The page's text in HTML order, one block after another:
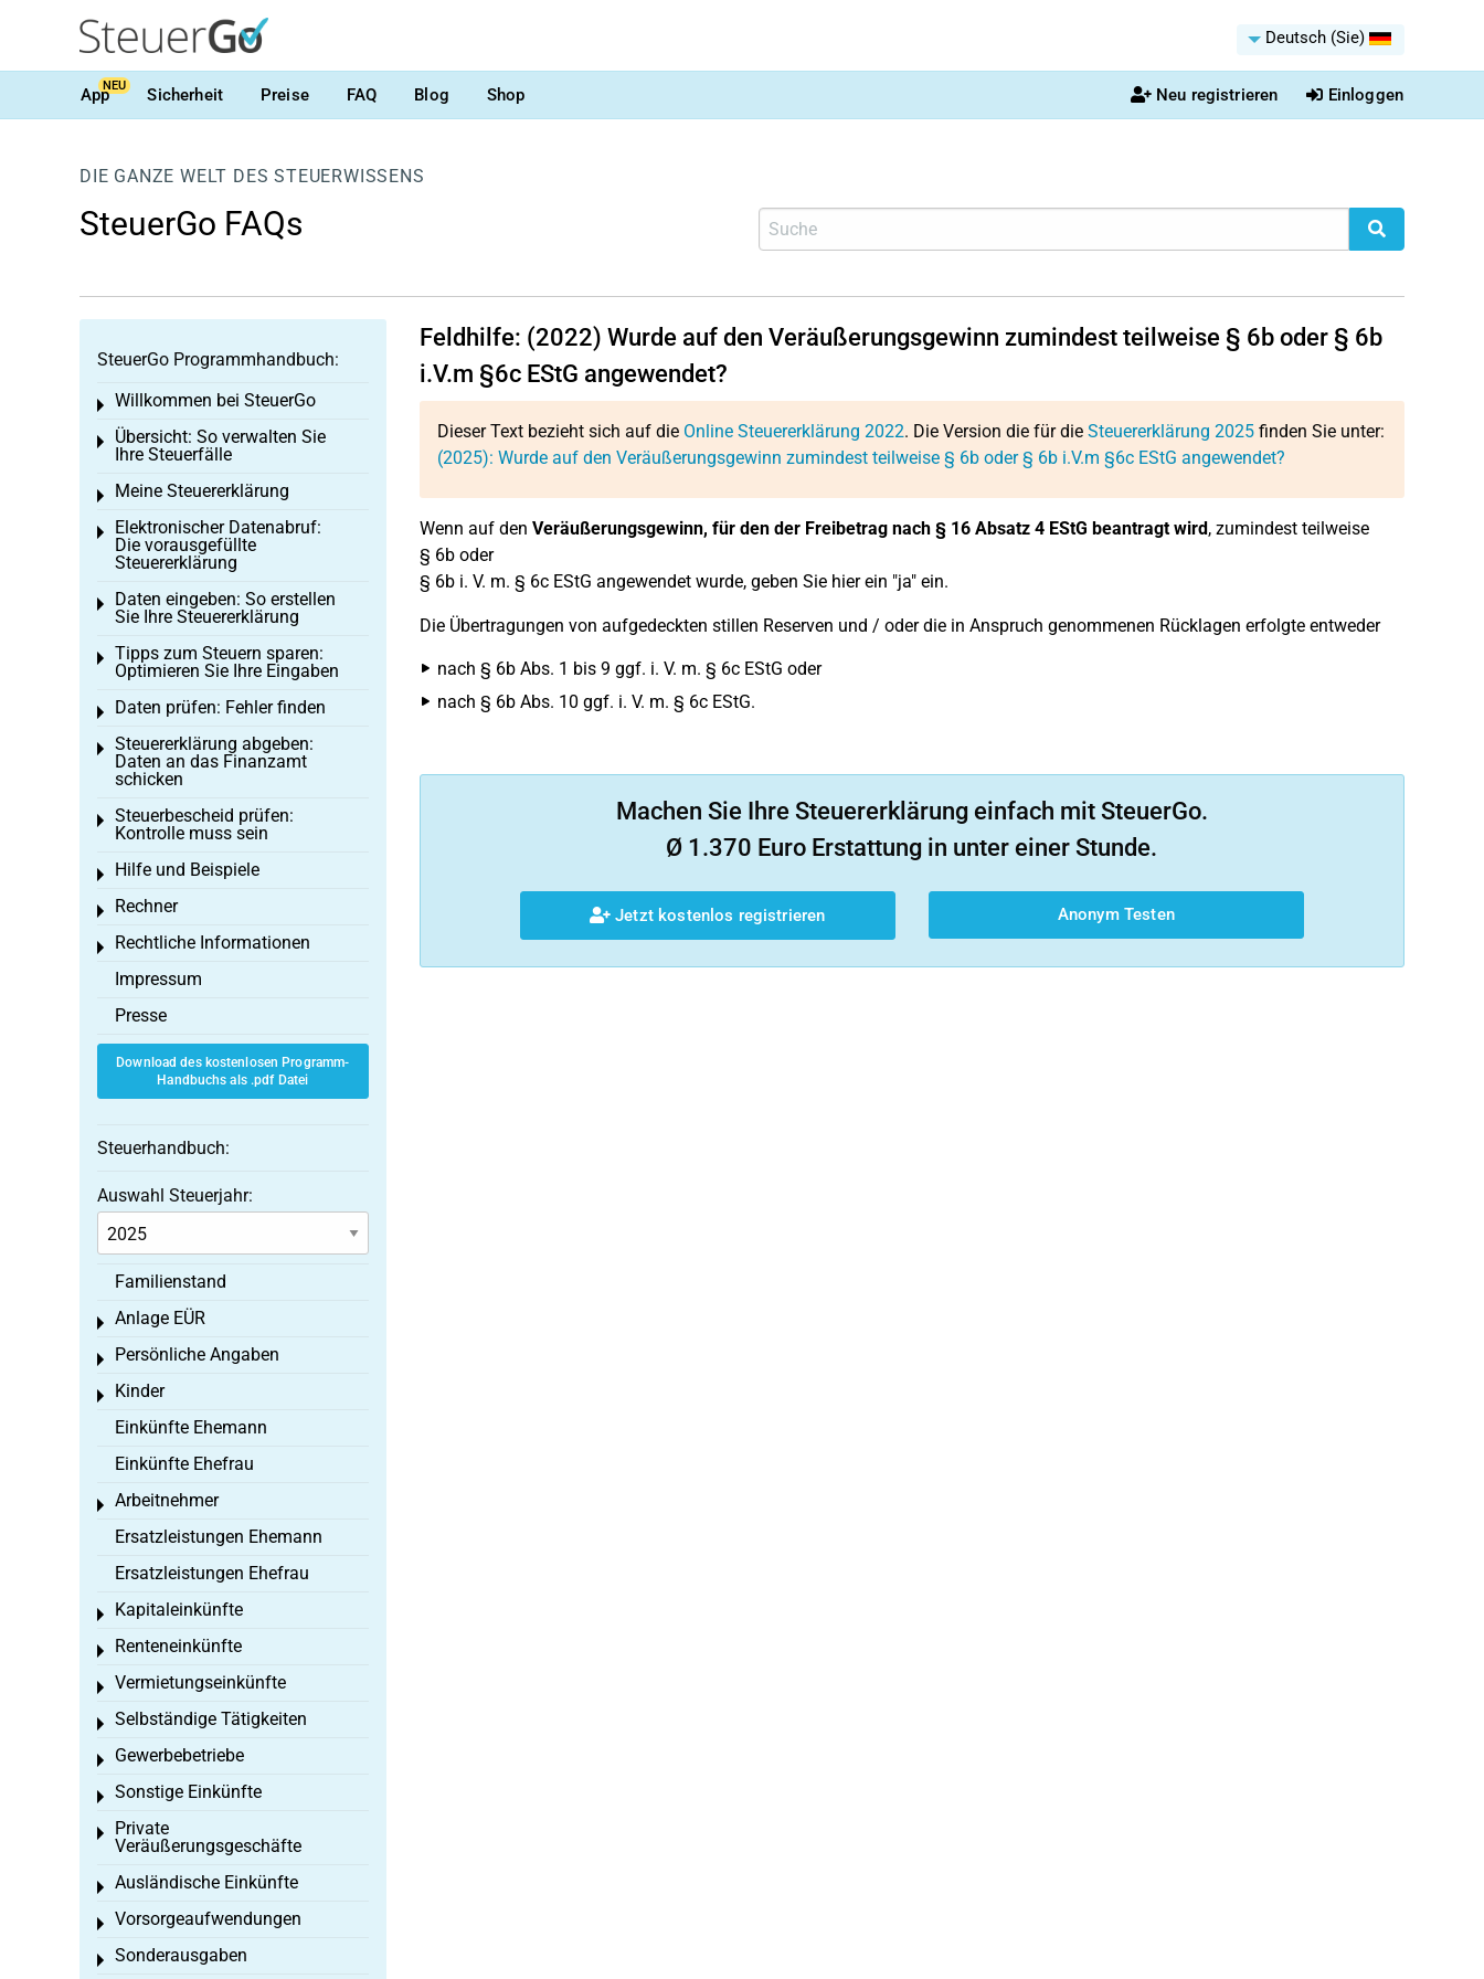
Deutsch (Sie)
AppNEU Sicherheit Preise FAQ Blog Shop Neu registrieren Einloggen
DIE GANZE WELT DES STEUERWISSENS
SteuerGo FAQs
Feldhilfe: (2022) Wurde auf den Veräußerungsgewinn zumindest teilweise § 6b oder § 6b
i.V.m §6c EStG angewendet?
Dieser Text bezieht sich auf die Online Steuererklärung 2022. Die Version die für die Steuererklärung 2025finden Sie unter:
(2025): Wurde auf den Veräußerungsgewinn zumindest teilweise § 6b oder § 6b i.V.m §6c EStG angewendet?
Wenn auf den Veräußerungsgewinn, für den der Freibetrag nach § 16 Absatz 4 EStG beantragt wird, zumindest teilweise
§ 6b oder
§ 6b i. V. m. § 6c EStG angewendet wurde, geben Sie hier ein "ja" ein.
Die Übertragungen von aufgedeckten stillen Reserven und / oder die in Anspruch genommenen Rücklagen erfolgte entweder
nach § 6b Abs. 1 bis 9 ggf. i. V. m. § 6c EStG oder
nach § 6b Abs. 10 ggf. i. V. m. § 6c EStG.
Machen Sie Ihre Steuererklärung einfach mit SteuerGo.
Ø 1.370 Euro Erstattung in unter einer Stunde.
Jetzt kostenlos registrieren Anonym Testen
SteuerGo Programmhandbuch:
Willkommen bei SteuerGo
Toggle menu
Übersicht: So verwalten Sie
Ihre Steuerfälle
Toggle menu
Meine Steuererklärung
Toggle menu
Elektronischer Datenabruf:
Die vorausgefüllte
Steuererklärung
Toggle menu
Daten eingeben: So erstellen
Sie Ihre Steuererklärung
Toggle menu
Tipps zum Steuern sparen:
Optimieren Sie Ihre Eingaben
Toggle menu
Daten prüfen: Fehler finden
Toggle menu
Steuererklärung abgeben:
Daten an das Finanzamt
schicken
Toggle menu
Steuerbescheid prüfen:
Kontrolle muss sein
Toggle menu
Hilfe und Beispiele
Toggle menu
Rechner
Toggle menu
Rechtliche Informationen
Toggle menu
Impressum
Presse
Download des kostenlosen Programm-
Handbuchs als .pdf Datei
Steuerhandbuch:
Auswahl Steuerjahr:
Familienstand
Anlage EÜR
Toggle menu
Persönliche Angaben
Toggle menu
Kinder
Toggle menu
Einkünfte Ehemann
Einkünfte Ehefrau
Arbeitnehmer
Toggle menu
Ersatzleistungen Ehemann
Ersatzleistungen Ehefrau
Kapitaleinkünfte
Toggle menu
Renteneinkünfte
Toggle menu
Vermietungseinkünfte
Toggle menu
Selbständige Tätigkeiten
Toggle menu
Gewerbebetriebe
Toggle menu
Sonstige Einkünfte
Toggle menu
Private
Veräußerungsgeschäfte
Toggle menu
Ausländische Einkünfte
Toggle menu
Vorsorgeaufwendungen
Toggle menu
Sonderausgaben
Toggle menu